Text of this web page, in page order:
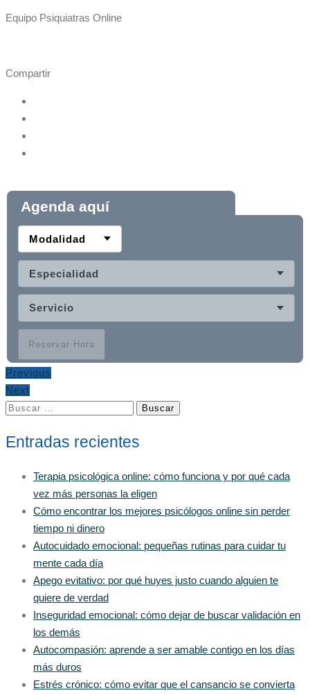
Equipo Psiquiatras Online
Compartir
Agenda aquí
Modalidad
Especialidad
Servicio
Reservar Hora
Previous
Next
Buscar:
Entradas recientes
Terapia psicológica online: cómo funciona y por qué cada
vez más personas la eligen
Cómo encontrar los mejores psicólogos online sin perder
tiempo ni dinero
Autocuidado emocional: pequeñas rutinas para cuidar tu
mente cada día
Apego evitativo: por qué huyes justo cuando alguien te
quiere de verdad
Inseguridad emocional: cómo dejar de buscar validación en
los demás
Autocompasión: aprende a ser amable contigo en los días
más duros
Estrés crónico: cómo evitar que el cansancio se convierta